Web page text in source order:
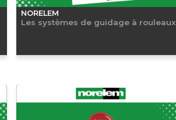
NORELEM
Les systèmes de guidage à rouleaux